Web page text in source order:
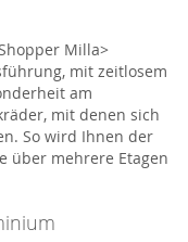
Milla>
mit zeitlosem
am
mit denen sich
So wird Ihnen der
über mehrere Etagen